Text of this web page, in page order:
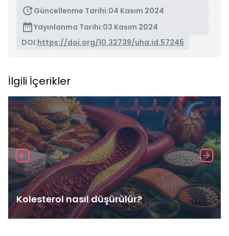
Güncellenme Tarihi:04 Kasım 2024
Yayınlanma Tarihi:03 Kasım 2024
DOI:https://doi.org/10.32739/uha.id.57245
İlgili İçerikler
Kolesterol nasıl düşürülür?